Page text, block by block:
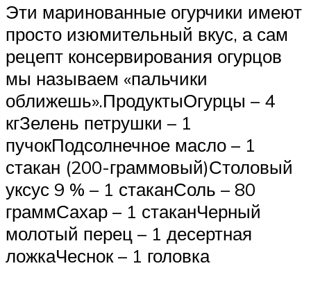
Эти маринованные огурчики имеют
просто изюмительный вкус, а сам
рецепт консервирования огурцов
мы называем «пальчики
оближешь».ПродуктыОгурцы – 4
кгЗелень петрушки – 1
пучокПодсолнечное масло – 1
стакан (200-граммовый)Столовый
уксус 9 % – 1 стаканСоль – 80
граммСахар – 1 стаканЧерный
молотый перец – 1 десертная
ложкаЧеснок – 1 головка